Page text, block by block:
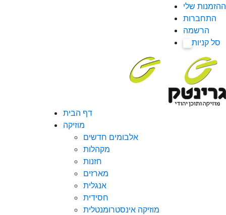
ההזמנות שלי
התחברות
הרשמה
סל קניות
דף הבית
מוזיקה
אלבומים חדשים
מקהלות
חזנות
מארזים
אנגלית
חסידית
מוזיקה אינסטרומנטלית